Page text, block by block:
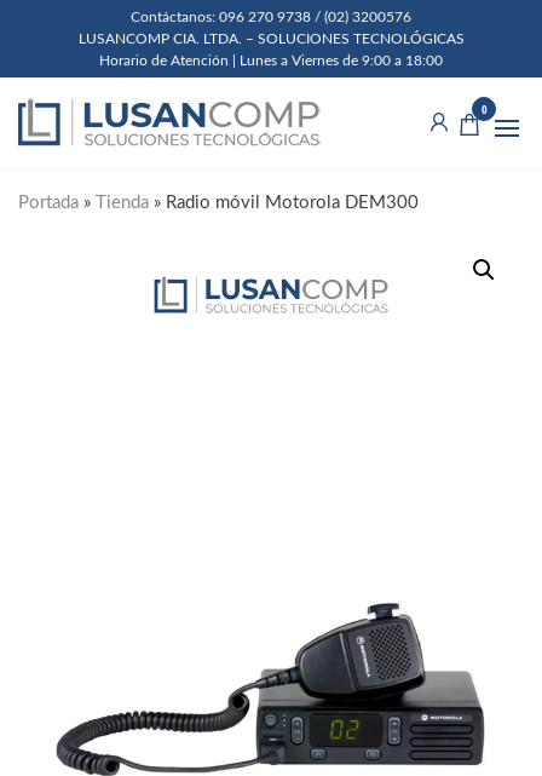
content
Contáctanos: 096 270 9738 / (02) 3200576
LUSANCOMP CIA. LTDA. – SOLUCIONES TECNOLÓGICAS
Horario de Atención | Lunes a Viernes de 9:00 a 18:00
Lusancomp
Cia. Ltda.
0
Portada » Tienda » Radio móvil Motorola DEM300